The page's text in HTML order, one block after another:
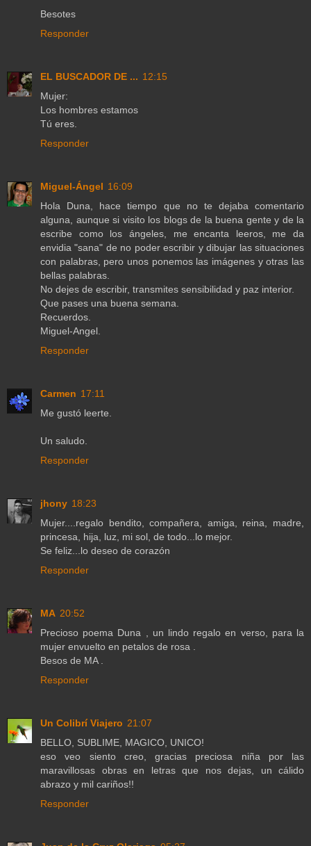
Besotes
Responder
EL BUSCADOR DE ... 12:15
Mujer:
Los hombres estamos
Tú eres.
Responder
Miguel-Ángel 16:09
Hola Duna, hace tiempo que no te dejaba comentario
alguna, aunque si visito los blogs de la buena gente y de la
escribe como los ángeles, me encanta leeros, me da
envidia "sana" de no poder escribir y dibujar las situaciones
con palabras, pero unos ponemos las imágenes y otras las
bellas palabras.
No dejes de escribir, transmites sensibilidad y paz interior.
Que pases una buena semana.
Recuerdos.
Miguel-Angel.
Responder
Carmen 17:11
Me gustó leerte.
Un saludo.
Responder
jhony 18:23
Mujer....regalo bendito, compañera, amiga, reina, madre,
princesa, hija, luz, mi sol, de todo...lo mejor.
Se feliz...lo deseo de corazón
Responder
MA 20:52
Precioso poema Duna , un lindo regalo en verso, para la
mujer envuelto en petalos de rosa .
Besos de MA .
Responder
Un Colibrí Viajero 21:07
BELLO, SUBLIME, MAGICO, UNICO!
eso veo siento creo, gracias preciosa niña por las
maravillosas obras en letras que nos dejas, un cálido
abrazo y mil cariños!!
Responder